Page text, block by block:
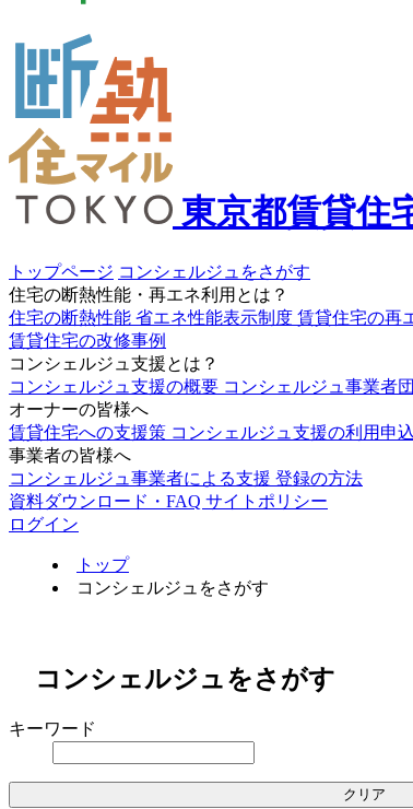
東京都賃貸住
トップページ コンシェルジュをさがす
住宅の断熱性能・再エネ利用とは？
住宅の断熱性能 省エネ性能表示制度 賃貸住宅の再
賃貸住宅の改修事例
コンシェルジュ支援とは？
コンシェルジュ支援の概要 コンシェルジュ事業者
オーナーの皆様へ
賃貸住宅への支援策 コンシェルジュ支援の利用申
事業者の皆様へ
コンシェルジュ事業者による支援 登録の方法
資料ダウンロード・FAQ サイトポリシー
ログイン
トップ
コンシェルジュをさがす
コンシェルジュをさがす
キーワード
クリア